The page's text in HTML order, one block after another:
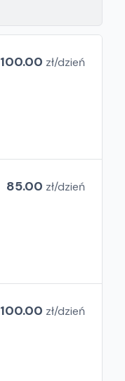
100.00 zł/dzień
85.00 zł/dzień
100.00 zł/dzień